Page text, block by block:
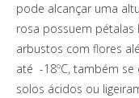
pode alcançar uma
rosa possuem pétalas
arbustos com flores
até -18ºC, também
solos ácidos ou